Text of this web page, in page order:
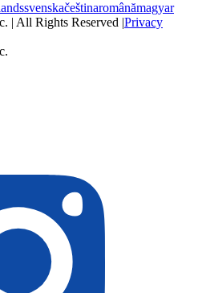
svenskačeštinaromânămagyar
| All Rights Reserved |Privacy